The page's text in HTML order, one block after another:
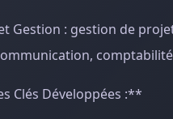
Gestion : gestion de
Clés Développées :**